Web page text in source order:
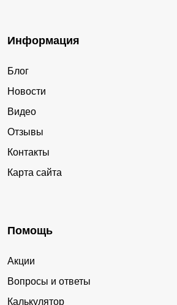
Информация
Блог
Новости
Видео
Отзывы
Контакты
Карта сайта
Помощь
Акции
Вопросы и ответы
Калькулятор